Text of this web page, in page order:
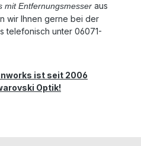
mit Entfernungsmesser aus
wir Ihnen gerne bei der
telefonisch unter 06071-
ist seit 2006
Optik!